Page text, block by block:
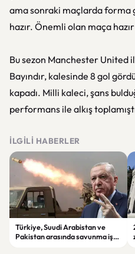
ama sonraki maçlarda forma
hazır. Önemli olan maça
Bu sezon Manchester United
Bayındır, kalesinde 8 gol
kapadı. Milli kaleci, şans
performans ile alkış
İLGILI HABERLER
Türkiye, Suudi Arabistan ve
Pakistan arasında savunma iş